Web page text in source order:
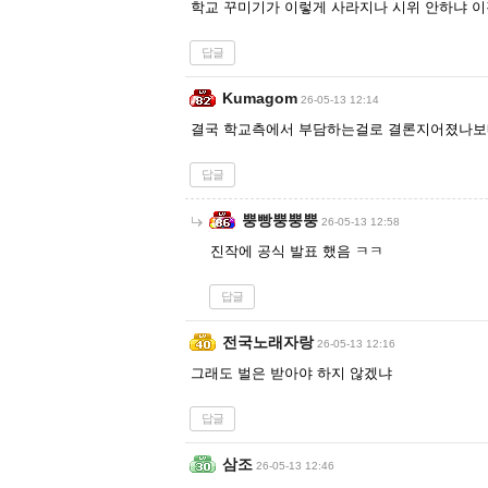
학교 꾸미기가 이렇게 사라지나 시위 안하냐
답글
Kumagom 26-05-13 12:14
결국 학교측에서 부담하는걸로 결론지어졌나보
답글
뿡빵뿡뿡뿡 26-05-13 12:58
진작에 공식 발표 했음 ㅋㅋ
답글
전국노래자랑 26-05-13 12:16
그래도 벌은 받아야 하지 않겠냐
답글
삼조 26-05-13 12:46